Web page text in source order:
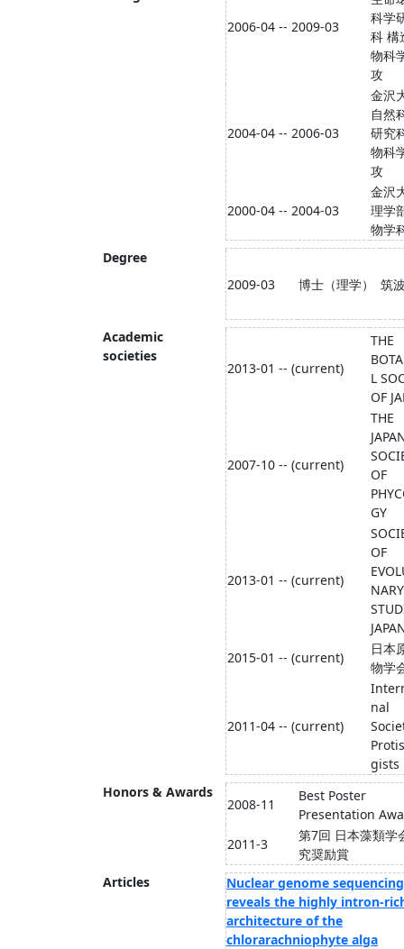
2006-04 -- 2009-03
科学
科 構
物科
攻
2004-04 -- 2006-03
金沢
自然
研究
物科
攻
2000-04 -- 2004-03
金沢
理学
物学
Degree
2009-03
博士（理学） 筑
Academic
societies
2013-01 -- (current)
THE
L
OF
2007-10 -- (current)
THE
OF
GY
2013-01 -- (current)
OF
NARY
2015-01 -- (current)
日本
物学
2011-04 -- (current)
nal
gists
Honors & Awards
2008-11
Best Poster
Presentation
2011-3
第7回 日本藻類学
究奨励賞
Articles
Nuclear genome sequencing
reveals the highly intron-
architecture of the
chlorarachniophyte alga